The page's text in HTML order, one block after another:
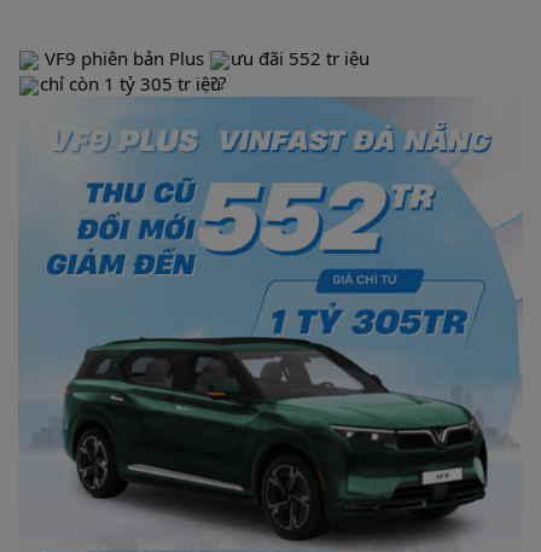
VF9 phiên bản Plus
ưu đãi 552 tr iệu
chỉ còn 1 tỷ 305 tr iệu